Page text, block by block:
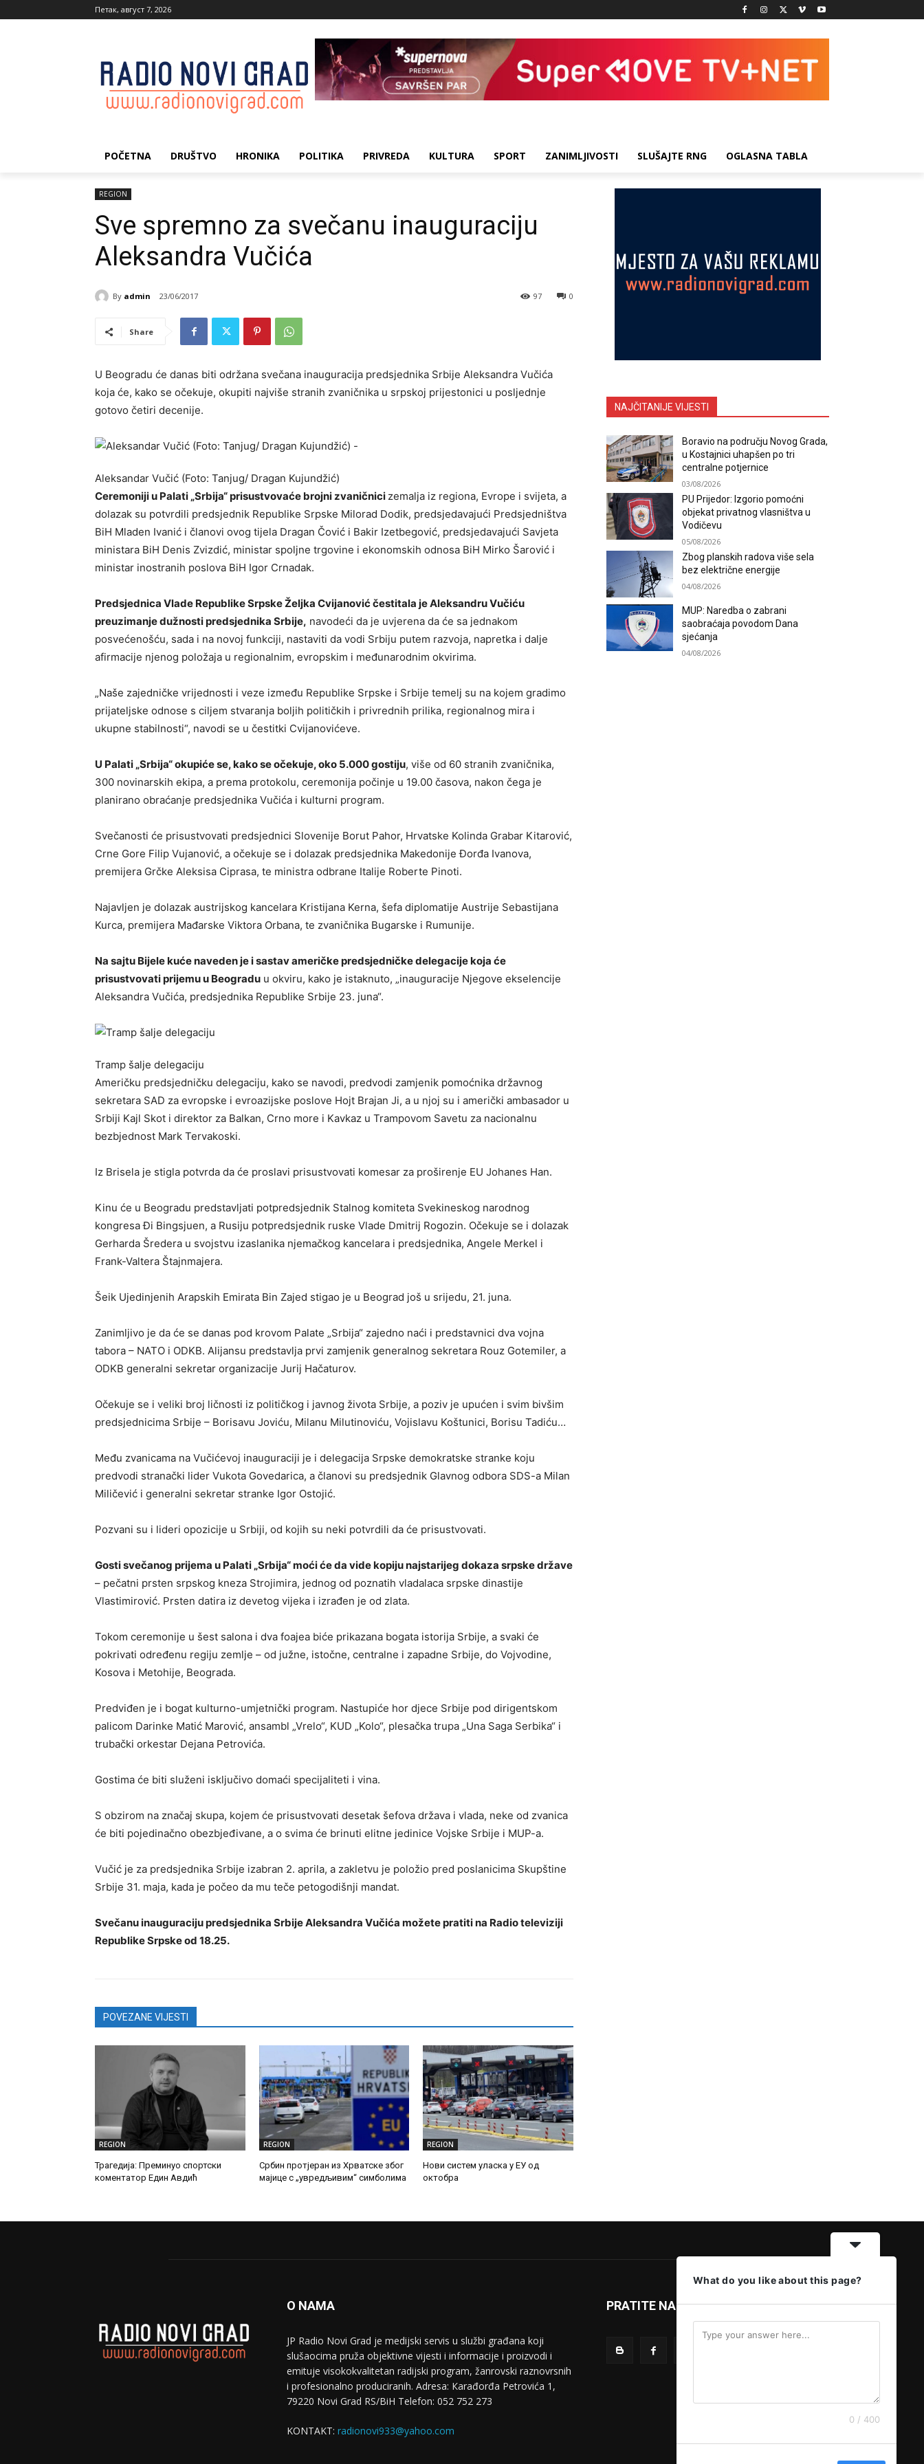
Петак, август 7, 2026
POČETNA DRUŠTVO HRONIKA POLITIKA PRIVREDA KULTURA SPORT ZANIMLJIVOSTI SLUŠAJTE RNG OGLASNA TABLA
REGION
Sve spremno za svečanu inauguraciju
Aleksandra Vučića
By admin 23/06/2017 0
97
Share
U Beogradu će danas biti održana svečana inauguracija predsjednika Srbije Aleksandra Vučića
koja će, kako se očekuje, okupiti najviše stranih zvaničnika u srpskoj prijestonici u posljednje
gotovo četiri decenije.
Aleksandar Vučić (Foto: Tanjug/ Dragan Kujundžić)
Ceremoniji u Palati „Srbija“ prisustvovaće brojni zvaničnici zemalja iz regiona, Evrope i svijeta, a
dolazak su potvrdili predsjednik Republike Srpske Milorad Dodik, predsjedavajući Predsjedništva
BiH Mladen Ivanić i članovi ovog tijela Dragan Čović i Bakir Izetbegović, predsjedavajući Savjeta
ministara BiH Denis Zvizdić, ministar spoljne trgovine i ekonomskih odnosa BiH Mirko Šarović i
ministar inostranih poslova BiH Igor Crnadak.
Predsjednica Vlade Republike Srpske Željka Cvijanović čestitala je Aleksandru Vučiću
preuzimanje dužnosti predsjednika Srbije, navodeći da je uvjerena da će sa jednakom
posvećenošću, sada i na novoj funkciji, nastaviti da vodi Srbiju putem razvoja, napretka i dalje
afirmacije njenog položaja u regionalnim, evropskim i međunarodnim okvirima.
„Naše zajedničke vrijednosti i veze između Republike Srpske i Srbije temelj su na kojem gradimo
prijateljske odnose s ciljem stvaranja boljih političkih i privrednih prilika, regionalnog mira i
ukupne stabilnosti“, navodi se u čestitki Cvijanovićeve.
U Palati „Srbija“ okupiće se, kako se očekuje, oko 5.000 gostiju, više od 60 stranih zvaničnika,
300 novinarskih ekipa, a prema protokolu, ceremonija počinje u 19.00 časova, nakon čega je
planirano obraćanje predsjednika Vučića i kulturni program.
Svečanosti će prisustvovati predsjednici Slovenije Borut Pahor, Hrvatske Kolinda Grabar Kitarović,
Crne Gore Filip Vujanović, a očekuje se i dolazak predsjednika Makedonije Đorđa Ivanova,
premijera Grčke Aleksisa Ciprasa, te ministra odbrane Italije Roberte Pinoti.
Najavljen je dolazak austrijskog kancelara Kristijana Kerna, šefa diplomatije Austrije Sebastijana
Kurca, premijera Mađarske Viktora Orbana, te zvaničnika Bugarske i Rumunije.
Na sajtu Bijele kuće naveden je i sastav američke predsjedničke delegacije koja će
prisustvovati prijemu u Beogradu u okviru, kako je istaknuto, „inauguracije Njegove ekselencije
Aleksandra Vučića, predsjednika Republike Srbije 23. juna“.
Tramp šalje delegaciju
Američku predsjedničku delegaciju, kako se navodi, predvodi zamjenik pomoćnika državnog
sekretara SAD za evropske i evroazijske poslove Hojt Brajan Јi, a u njoj su i američki ambasador u
Srbiji Kajl Skot i direktor za Balkan, Crno more i Kavkaz u Trampovom Savetu za nacionalnu
bezbjednost Mark Tervakoski.
Iz Brisela je stigla potvrda da će proslavi prisustvovati komesar za proširenje EU Јohanes Han.
Kinu će u Beogradu predstavljati potpredsjednik Stalnog komiteta Svekineskog narodnog
kongresa Đi Bingsjuen, a Rusiju potpredsjednik ruske Vlade Dmitrij Rogozin. Očekuje se i dolazak
Gerharda Šredera u svojstvu izaslanika njemačkog kancelara i predsjednika, Angele Merkel i
Frank-Valtera Štajnmajera.
Šeik Ujedinjenih Arapskih Emirata Bin Zajed stigao je u Beograd još u srijedu, 21. juna.
Zanimljivo je da će se danas pod krovom Palate „Srbija“ zajedno naći i predstavnici dva vojna
tabora – NATO i ODKB. Alijansu predstavlja prvi zamjenik generalnog sekretara Rouz Gotemiler, a
ODKB generalni sekretar organizacije Јurij Hačaturov.
Očekuje se i veliki broj ličnosti iz političkog i javnog života Srbije, a poziv je upućen i svim bivšim
predsjednicima Srbije – Borisavu Јoviću, Milanu Milutinoviću, Vojislavu Koštunici, Borisu Tadiću…
Među zvanicama na Vučićevoj inauguraciji je i delegacija Srpske demokratske stranke koju
predvodi stranački lider Vukota Govedarica, a članovi su predsjednik Glavnog odbora SDS-a Milan
Miličević i generalni sekretar stranke Igor Ostojić.
Pozvani su i lideri opozicije u Srbiji, od kojih su neki potvrdili da će prisustvovati.
Gosti svečanog prijema u Palati „Srbija“ moći će da vide kopiju najstarijeg dokaza srpske države
– pečatni prsten srpskog kneza Strojimira, jednog od poznatih vladalaca srpske dinastije
Vlastimirović. Prsten datira iz devetog vijeka i izrađen je od zlata.
Tokom ceremonije u šest salona i dva foajea biće prikazana bogata istorija Srbije, a svaki će
pokrivati određenu regiju zemlje – od južne, istočne, centralne i zapadne Srbije, do Vojvodine,
Kosova i Metohije, Beograda.
Predviđen je i bogat kulturno-umjetnički program. Nastupiće hor djece Srbije pod dirigentskom
palicom Darinke Matić Marović, ansambl „Vrelo“, KUD „Kolo“, plesačka trupa „Una Saga Serbika“ i
trubački orkestar Dejana Petrovića.
Gostima će biti služeni isključivo domaći specijaliteti i vina.
S obzirom na značaj skupa, kojem će prisustvovati desetak šefova država i vlada, neke od zvanica
će biti pojedinačno obezbjeđivane, a o svima će brinuti elitne jedinice Vojske Srbije i MUP-a.
Vučić je za predsjednika Srbije izabran 2. aprila, a zakletvu je položio pred poslanicima Skupštine
Srbije 31. maja, kada je počeo da mu teče petogodišnji mandat.
Svečanu inauguraciju predsjednika Srbije Aleksandra Vučića možete pratiti na Radio televiziji
Republike Srpske od 18.25.
POVEZANE VIJESTI
REGION
Трагедија: Преминуо спортски
коментатор Един Авдић
REGION
Србин протјеран из Хрватске због
мајице с „увредљивим“ симболима
REGION
Нови систем уласка у ЕУ од
октобра
NAJČITANIJE VIJESTI
Boravio na području Novog Grada,
u Kostajnici uhapšen po tri
centralne potjernice
03/08/2026
PU Prijedor: Izgorio pomoćni
objekat privatnog vlasništva u
Vodičevu
05/08/2026
Zbog planskih radova više sela
bez električne energije
04/08/2026
MUP: Naredba o zabrani
saobraćaja povodom Dana
sjećanja
04/08/2026
O NAMA
JP Radio Novi Grad je medijski servis u službi građana koji
slušaocima pruža objektivne vijesti i informacije i proizvodi i
emituje visokokvalitetan radijski program, žanrovski raznovrsnih
i profesionalno produciranih. Adresa: Кarađorđa Petrovića 1,
79220 Novi Grad RS/BiH Telefon: 052 752 273
KONTAKT: radionovi933@yahoo.com
PRATITE NAS
What do you like about this page?
0 / 400